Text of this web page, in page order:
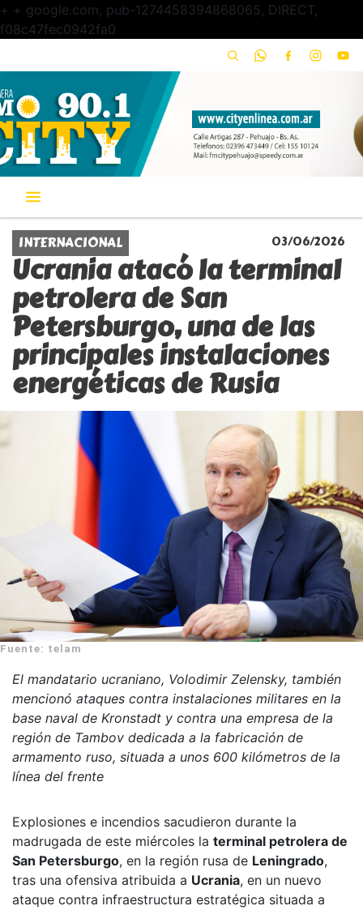
+ + google.com, pub-1274458394868065, DIRECT,
f08c47fec0942fa0
INTERNACIONAL 03/06/2026
Ucrania atacó la terminal
petrolera de San
Petersburgo, una de las
principales instalaciones
energéticas de Rusia
Fuente: telam
El mandatario ucraniano, Volodimir Zelensky, también
mencionó ataques contra instalaciones militares en la
base naval de Kronstadt y contra una empresa de la
región de Tambov dedicada a la fabricación de
armamento ruso, situada a unos 600 kilómetros de la
línea del frente
Explosiones e incendios sacudieron durante la
madrugada de este miércoles la terminal petrolera de
San Petersburgo, en la región rusa de Leningrado,
tras una ofensiva atribuida a Ucrania, en un nuevo
ataque contra infraestructura estratégica situada a